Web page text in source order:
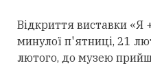
Відкриття виставки «Я
минулої п'ятниці, 21
лютого, до музею